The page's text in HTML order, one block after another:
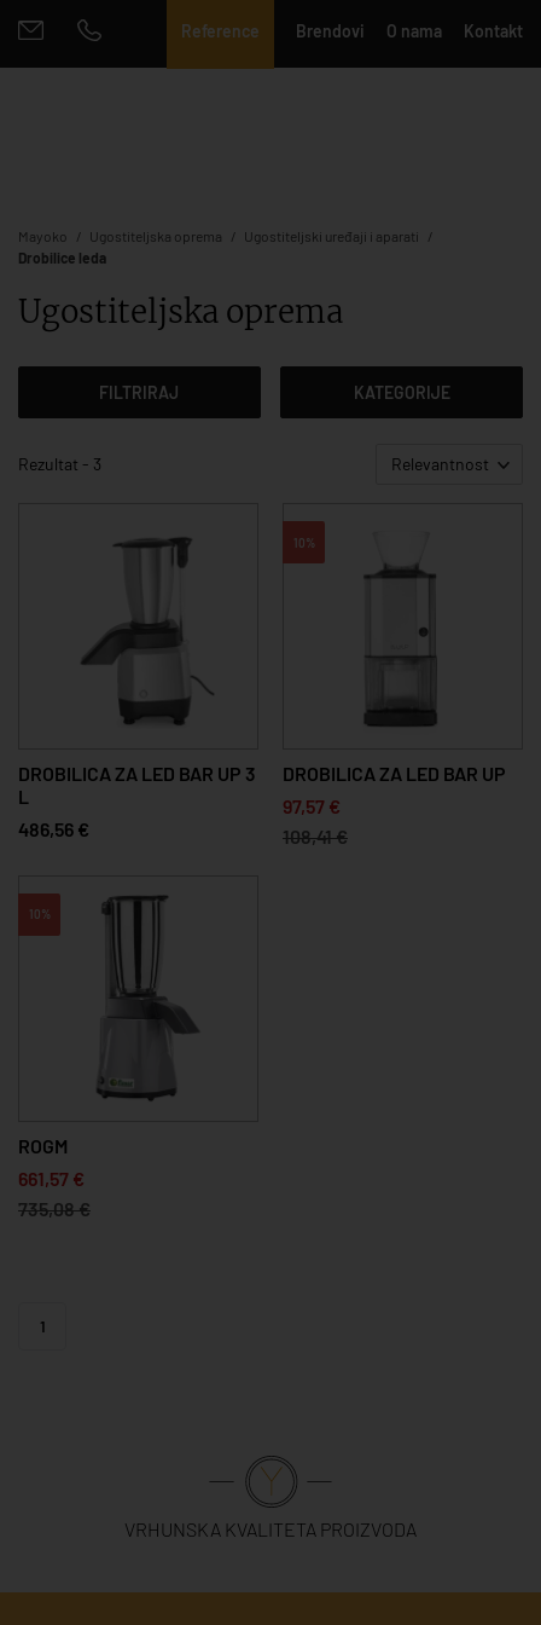
Reference Brendovi O nama Kontakt
Mayoko Ugostiteljska oprema
Ugostiteljski uređaji i aparati
Drobilice leda
Ugostiteljska oprema
FILTRIRAJ KATEGORIJE
Rezultat - 3 Relevantnost
DROBILICA ZA LED BAR UP 3
L
486,56 €
10%
DROBILICA ZA LED BAR UP
97,57 €
108,41 €
10%
ROGM
661,57 €
735,08 €
1
VRHUNSKA KVALITETA PROIZVODA